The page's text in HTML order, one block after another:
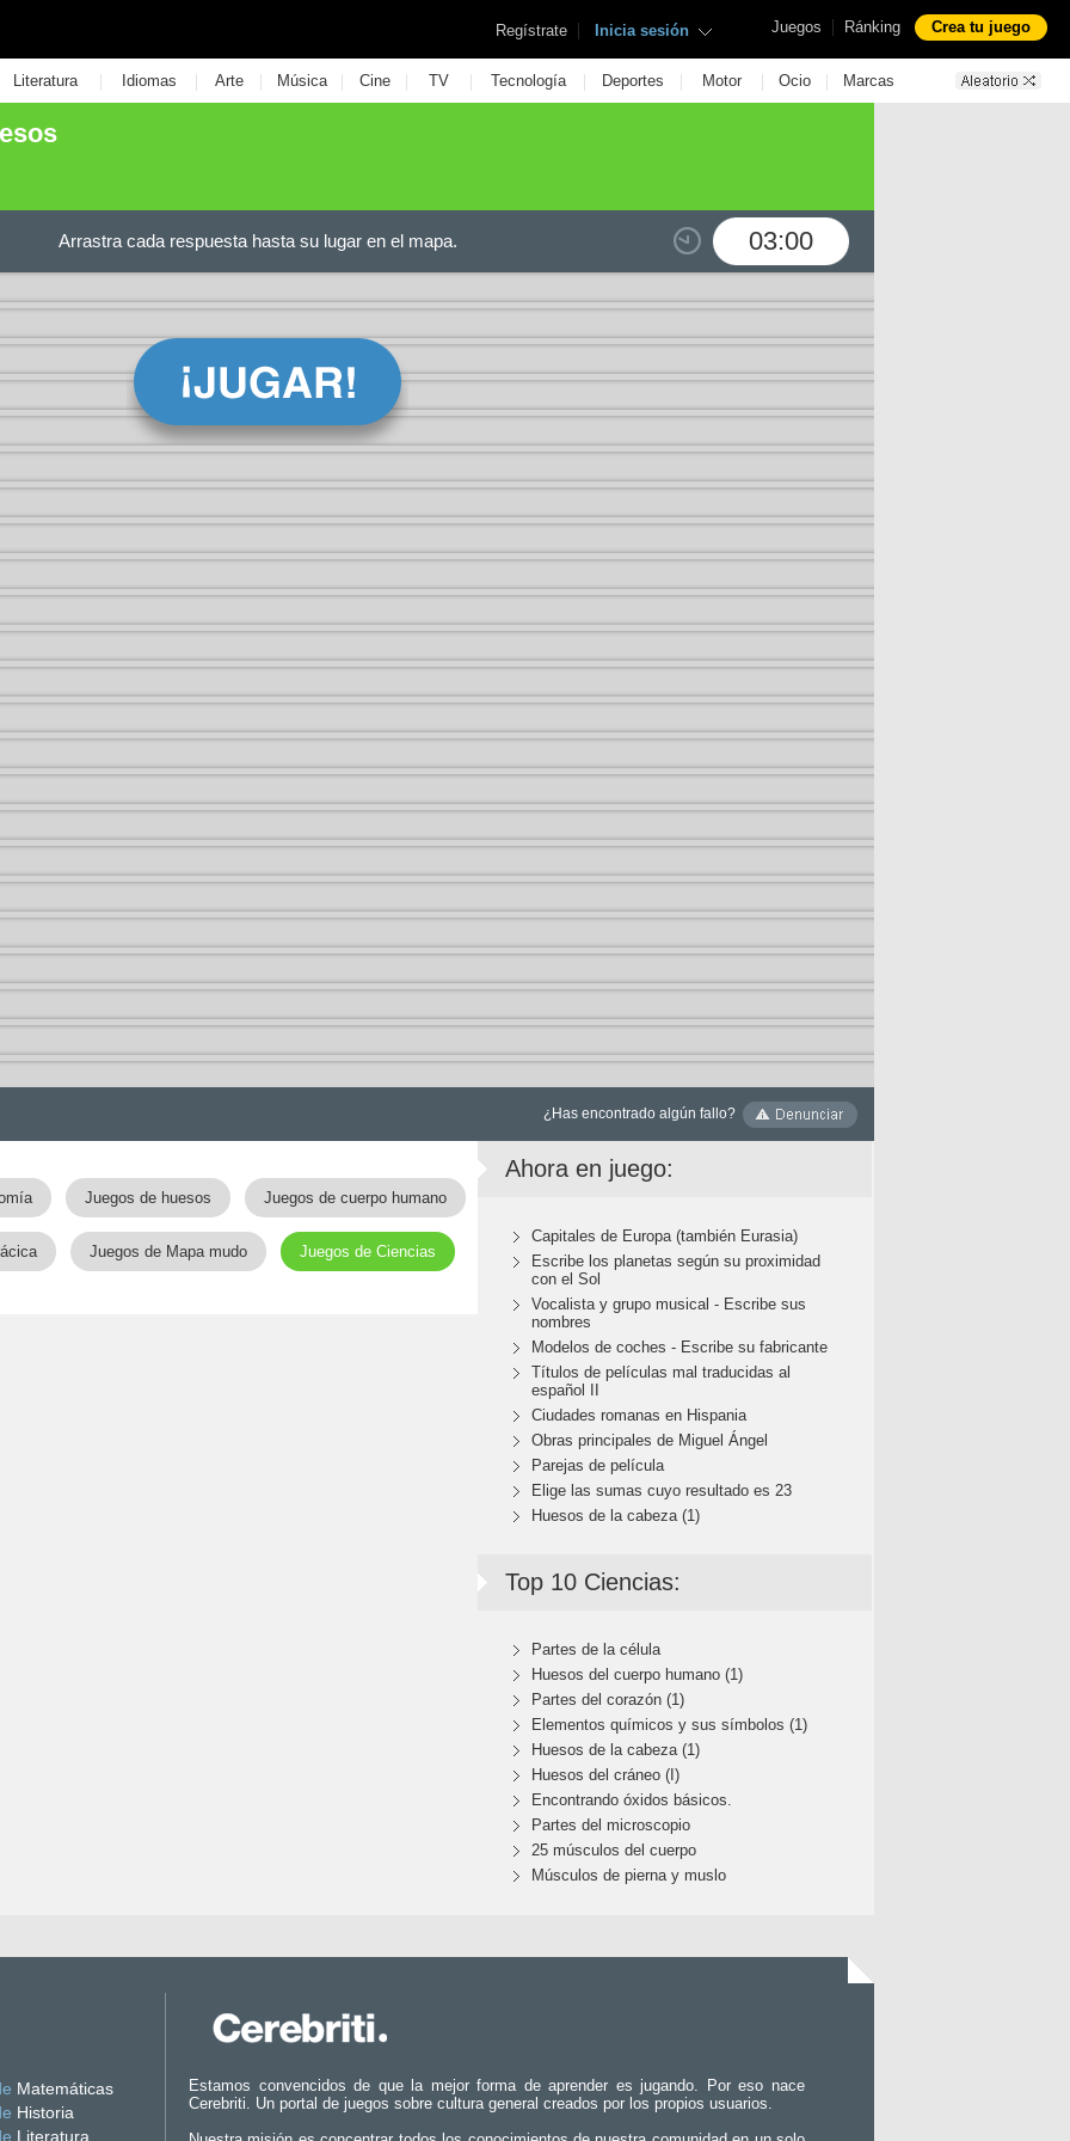
Juegos | Ránking Crea tu juego
Regístrate | Inicia sesión
Literatura | Idiomas | Arte | Música | Cine | TV | Tecnología | Deportes | Motor | Ocio | Marcas
03:00
Arrastra cada respuesta hasta su lugar en el mapa.
¿Has encontrado algún fallo?
Juegos de huesos Juegos de cuerpo humano
Juegos de Mapa mudo Juegos de Ciencias
Ahora en juego:
Capitales de Europa (también Eurasia)
Escribe los planetas según su proximidad
con el Sol
Vocalista y grupo musical - Escribe sus
nombres
Modelos de coches - Escribe su fabricante
Títulos de películas mal traducidas al
español II
Ciudades romanas en Hispania
Obras principales de Miguel Ángel
Parejas de película
Elige las sumas cuyo resultado es 23
Huesos de la cabeza (1)
Top 10 Ciencias:
Partes de la célula
Huesos del cuerpo humano (1)
Partes del corazón (1)
Elementos químicos y sus símbolos (1)
Huesos de la cabeza (1)
Huesos del cráneo (I)
Encontrando óxidos básicos.
Partes del microscopio
25 músculos del cuerpo
Músculos de pierna y muslo
Matemáticas
Historia
Literatura
Estamos convencidos de que la mejor forma de aprender es jugando. Por eso nace
Cerebriti. Un portal de juegos sobre cultura general creados por los propios usuarios.